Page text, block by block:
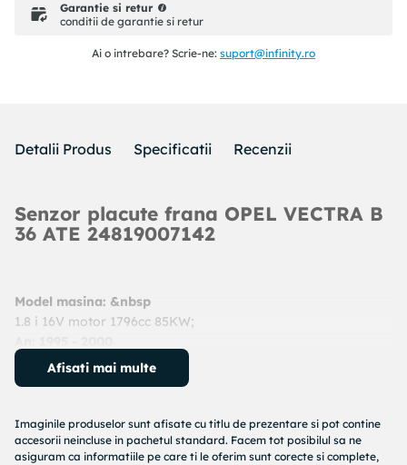
Garantie si retur
conditii de garantie si retur
Ai o intrebare? Scrie-ne: suport@infinity.ro
Detalii Produs Specificatii Recenzii
Senzor placute frana OPEL VECTRA B
36 ATE 24819007142
Model masina: &nbsp
1.8 i 16V motor 1796cc 85KW;
Cod produs:24819007142
Producator:
Specificatii produs:
Afisati mai multe
Imaginile produselor sunt afisate cu titlu de prezentare si pot contine
accesorii neincluse in pachetul standard. Facem tot posibilul sa ne
asiguram ca informatiile pe care ti le oferim sunt corecte si complete,